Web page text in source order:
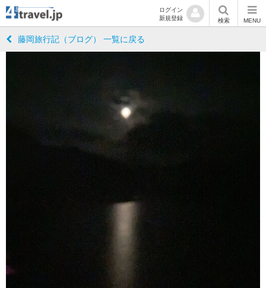
ログイン
新規登録
検索 MENU
藤岡旅行記（ブログ） 一覧に戻る